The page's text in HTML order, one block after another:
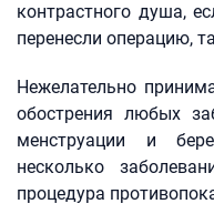
контрастного душа,
перенесли операцию,
Нежелательно
обострения любых
менструации и
несколько
процедура